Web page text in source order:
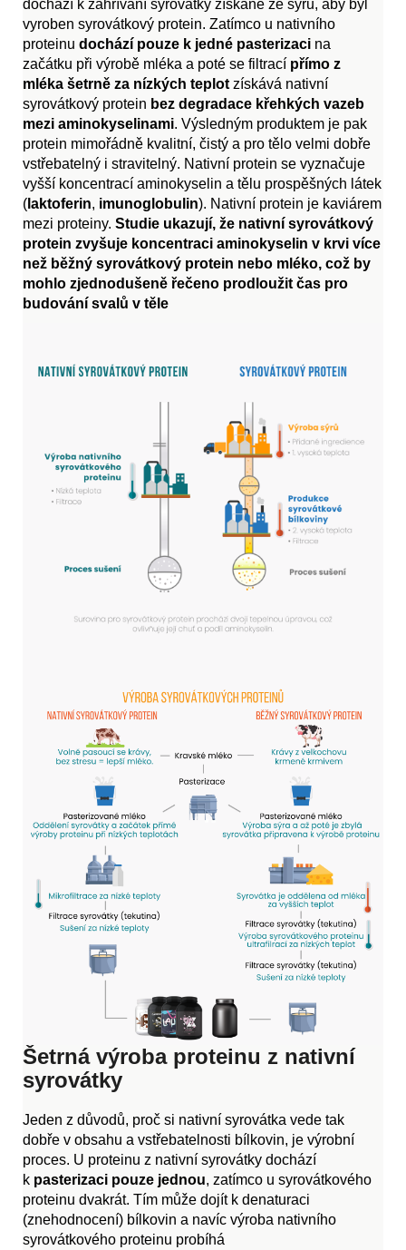
dochází k zahřívání syrovátky získané ze sýru, aby byl
vyroben syrovátkový protein. Zatímco u nativního
proteinu dochází pouze k jedné pasterizaci na
začátku při výrobě mléka a poté se filtrací přímo z
mléka šetrně za nízkých teplot získává nativní
syrovátkový protein bez degradace křehkých vazeb
mezi aminokyselinami. Výsledným produktem je pak
protein mimořádně kvalitní, čistý a pro tělo velmi dobře
vstřebatelný i stravitelný. Nativní protein se vyznačuje
vyšší koncentrací aminokyselin a tělu prospěšných látek
( laktoferin, imunoglobulin). Nativní protein je kaviárem
mezi proteiny. Studie ukazují, že nativní syrovátkový
protein zvyšuje koncentraci aminokyselin v krvi více
než běžný syrovátkový protein nebo mléko, což by
mohlo zjednodušeně řečeno prodloužit čas pro
budování svalů v těle
Šetrná výroba proteinu z nativní
syrovátky
Jeden z důvodů, proč si nativní syrovátka vede tak
dobře v obsahu a vstřebatelnosti bílkovin, je výrobní
proces. U proteinu z nativní syrovátky dochází
k pasterizaci pouze jednou, zatímco u syrovátkového
proteinu dvakrát. Tím může dojít k denaturaci
(znehodnocení) bílkovin a navíc výroba nativního
syrovátkového proteinu probíhá